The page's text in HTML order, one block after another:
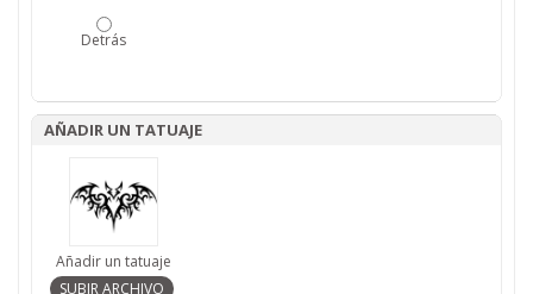
Detrás
AÑADIR UN TATUAJE
Añadir un tatuaje